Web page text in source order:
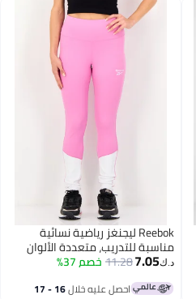
Reebok ليجنغز رياضية نسائية
مناسبة للتدريب، متعددة الألوان
د.ك‏7.05
11.28خصم 37%
احصل عليه خلال 16 - 17